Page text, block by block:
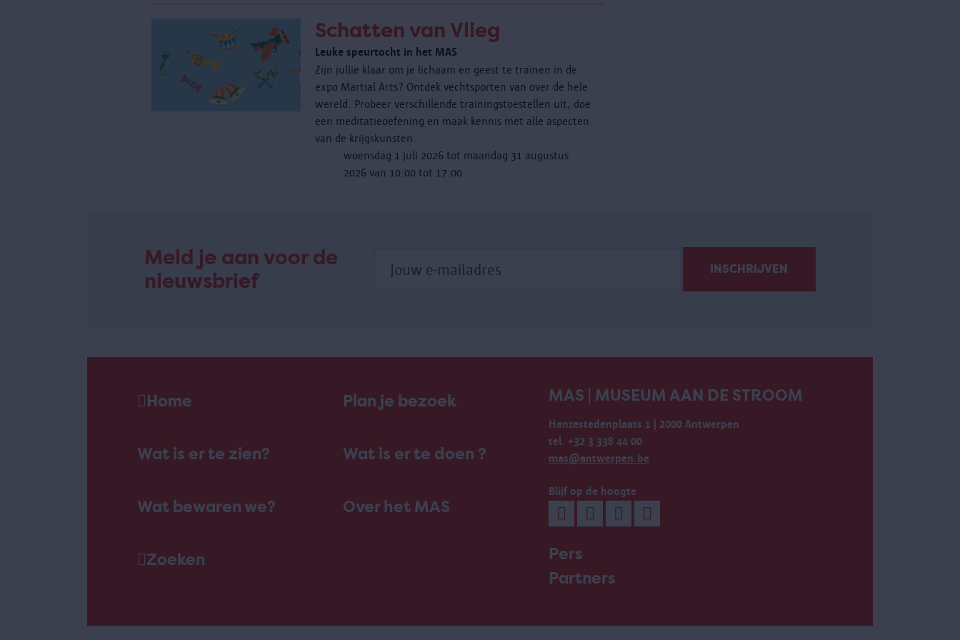
Schatten van Vlieg
Leuke speurtocht in het MAS
Zijn jullie klaar om je lichaam en geest te trainen in de
expo Martial Arts? Ontdek vechtsporten van over de hele
wereld. Probeer verschillende trainingstoestellen uit, doe
een meditatieoefening en maak kennis met alle aspecten
van de krijgskunsten.
woensdag 1 juli 2026 tot maandag 31 augustus
2026 van 10:00 tot 17:00
Meld je aan voor de
nieuwsbrief
Home Plan je bezoek
Wat is er te zien? Wat is er te doen ?
Wat bewaren we? Over het MAS
Zoeken
MAS | MUSEUM AAN DE STROOM
Hanzestedenplaats 1 | 2000 Antwerpen
tel. +32 3 338 44 00
mas@antwerpen.be
Blijf op de hoogte
Pers
Partners